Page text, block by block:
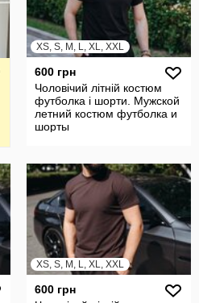
XS, S, M, L, XL, XXL
600 грн
Чоловічий літній костюм
футболка і шорти. Мужской
летний костюм футболка и
шорты
XS, S, M, L, XL, XXL
600 грн